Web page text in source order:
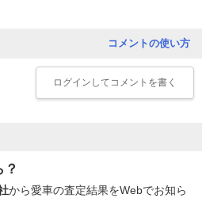
コメントの使い方
ログイン してコメントを書く
から愛車の査定結果をWebでお知ら